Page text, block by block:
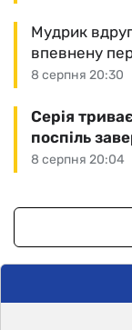
8 серпня 20:30
Мудрик
впевнену
8 серпня 20:04
Серія
поспіль